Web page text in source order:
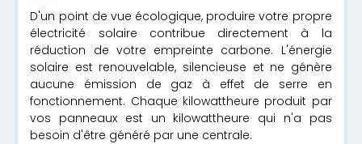
D'un point de vue écologique, produire votre propre
électricité solaire contribue directement à la
réduction de votre empreinte carbone. L'énergie
solaire est renouvelable, silencieuse et ne génère
aucune émission de gaz à effet de serre en
fonctionnement. Chaque kilowattheure produit par
vos panneaux est un kilowattheure qui n'a pas
besoin d'être généré par une centrale.